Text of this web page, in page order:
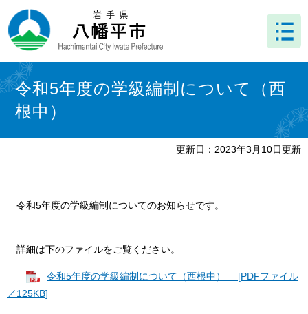
ー
ジ
先
頭
で
ニ
ュ
を
飛
ば
本
文 令和5年度の学級編制について（西
根中）
更新日：2023年3月10日更新
令和5年度の学級編制についてのお知らせです。
詳細は下のファイルをご覧ください。
令和5年度の学級編制について（西根中） [PDFファイル
／125KB]